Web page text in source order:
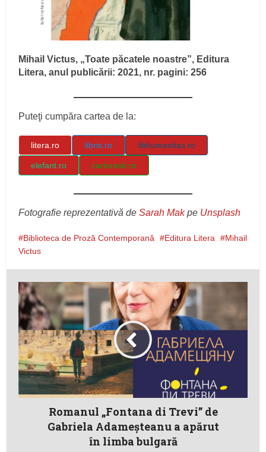
Mihail Victus, „Toate păcatele noastre”, Editura
Litera, anul publicării: 2021, nr. pagini: 256
Puteţi cumpăra cartea de la:
litera.ro libris.ro libhumanitas.ro
elefant.ro carturesti.ro
Fotografie reprezentativă deSarah Makpe Unsplash
Biblioteca de Proză Contemporană Editura Litera
Mihail
Victus
Romanul „Fontana di Trevi” de
Gabriela Adameșteanu a apărut
în limba bulgară